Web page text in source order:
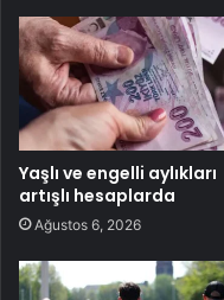
Yaşlı ve engelli aylıkları
artışlı hesaplarda
Ağustos 6, 2026